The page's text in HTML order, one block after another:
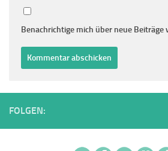
Benachrichtige mich über neue Beiträge
FOLGEN: